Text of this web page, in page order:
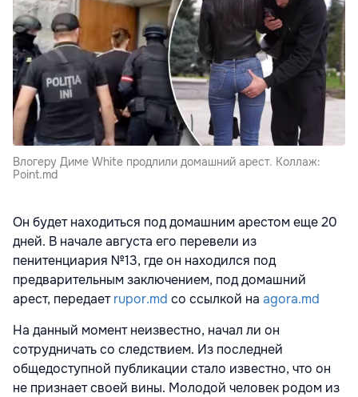
Влогеру Диме White продлили домашний арест. Коллаж:
Point.md
Он будет находиться под домашним арестом еще 20
дней. В начале августа его перевели из
пенитенциария №13, где он находился под
предварительным заключением, под домашний
арест, передаетrupor.md со ссылкой на agora.md
На данный момент неизвестно, начал ли он
сотрудничать со следствием. Из последней
общедоступной публикации стало известно, что он
не признает своей вины. Молодой человек родом из